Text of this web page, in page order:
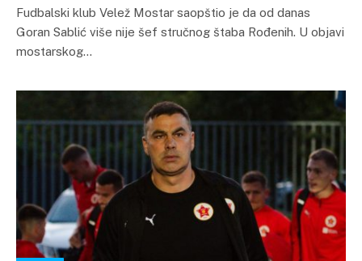
Fudbalski klub Velež Mostar saopštio je da od danas
Goran Sablić više nije šef stručnog štaba Rođenih. U objavi
mostarskog…